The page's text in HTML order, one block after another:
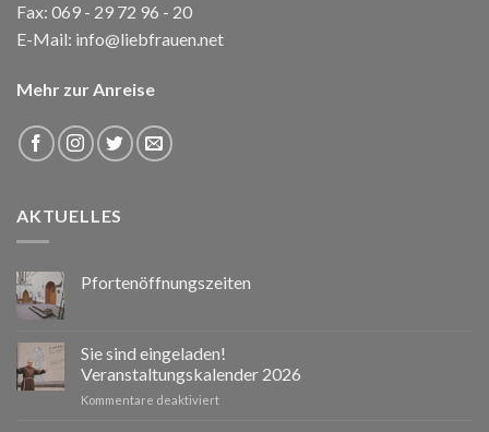
Fax: 069 - 29 72 96 - 20
E-Mail: info@liebfrauen.net
Mehr zur Anreise
AKTUELLES
Pfortenöffnungszeiten
Sie sind eingeladen!
Veranstaltungskalender 2026
Kommentare deaktiviertfür